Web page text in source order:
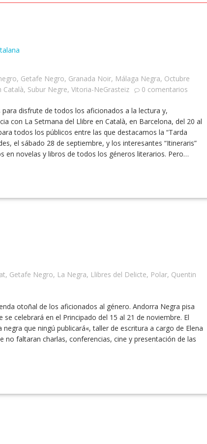
, Getafe Negro, Granada Noir, Málaga Negra, Octubre
Català, Subur Negre, Vitoria-NeGrasteiz 0 comentarios
disfrute de todos los aficionados a la lectura y,
con La Setmana del Llibre en Català, en Barcelona, del 20 al
todos los públicos entre las que destacamos la “Tarda
el sábado 28 de septiembre, y los interesantes “Itineraris”
en novelas y libros de todos los géneros literarios. Pero…
, Getafe Negro, La Negra, Llibres del Delicte, Polar, Quentin
otoñal de los aficionados al género. Andorra Negra pisa
celebrará en el Principado del 15 al 21 de noviembre. El
que ningú publicará«, taller de escritura a cargo de Elena
no faltaran charlas, conferencias, cine y presentación de las